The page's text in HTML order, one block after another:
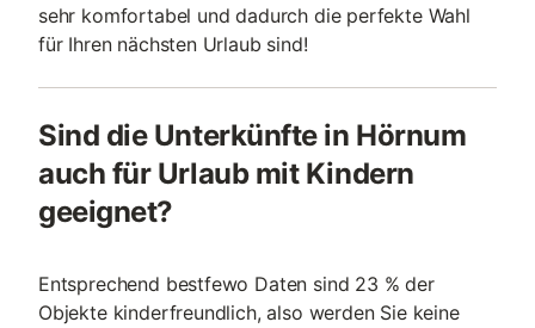
sehr komfortabel und dadurch die perfekte Wahl
für Ihren nächsten Urlaub sind!
Sind die Unterkünfte in Hörnum
auch für Urlaub mit Kindern
geeignet?
Entsprechend bestfewo Daten sind 23 % der
Objekte kinderfreundlich, also werden Sie keine